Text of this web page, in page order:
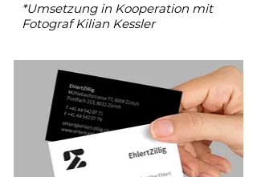
*Umsetzung in Kooperation mit
Fotograf Kilian Kessler